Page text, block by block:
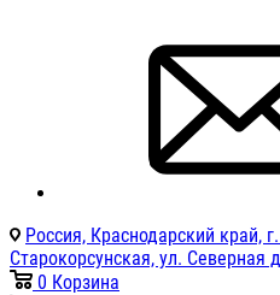
Россия, Краснодарский край,
Старокорсунская, ул. Северная
0 Корзина